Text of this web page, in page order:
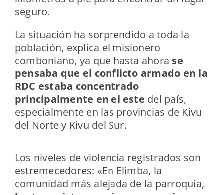
seguro.
La situación ha sorprendido a toda la
población, explica el misionero
comboniano, ya que hasta ahora se
pensaba que el conflicto armado en la
RDC estaba concentrado
principalmente en el este del país,
especialmente en las provincias de Kivu
del Norte y Kivu del Sur.
Los niveles de violencia registrados son
estremecedores: «En Elimba, la
comunidad más alejada de la parroquia,